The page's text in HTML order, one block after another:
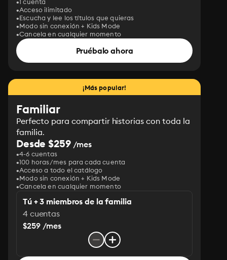
Acceso ilimitado
Escucha y lee los títulos que quieras
Modo sin conexión + Kids Mode
Cancela en cualquier momento
Pruébalo ahora
¡Más popular!
Familiar
Perfecto para compartir historias con toda la
familia.
Desde $259/mes
4-6 cuentas
100 horas/mes para cada cuenta
Acceso a todo el catálogo
Modo sin conexión + Kids Mode
Cancela en cualquier momento
Tú + 3 miembros de la familia
4 cuentas
$259 /mes